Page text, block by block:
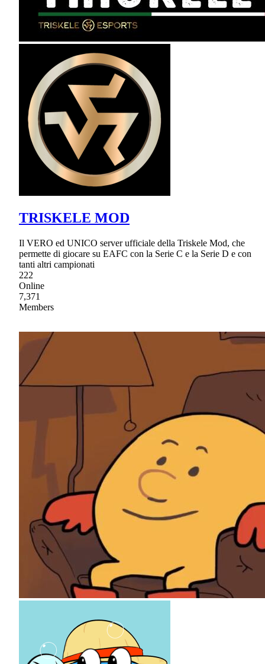
TRISKELE MOD
Il VERO ed UNICO server ufficiale della Triskele Mod, che
permette di giocare su EAFC con la Serie C e la Serie D e con
tanti altri campionati
222
Online
7,371
Members